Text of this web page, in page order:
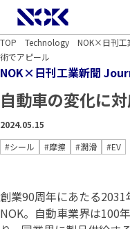
NOK株式会社
TOP Technology NOK×日刊工
術でアピール
NOK×日刊工業新聞
自動車の変化に
2024.05.15
#シール
#摩擦 #潤滑 #EV
創業90周年にあたる
NOK。自動車業界は100